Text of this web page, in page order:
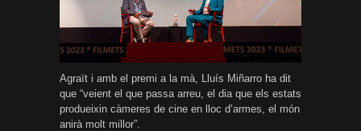
Agraït i amb el premi a la mà, Lluís Miñarro ha dit
que “veient el que passa arreu, el dia que els estats
produeixin càmeres de cine en lloc d’armes, el món
anirà molt millor”.